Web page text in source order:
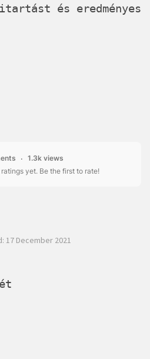
és eredményes
1.3k views
yet. Be the first to rate!
17 December 2021